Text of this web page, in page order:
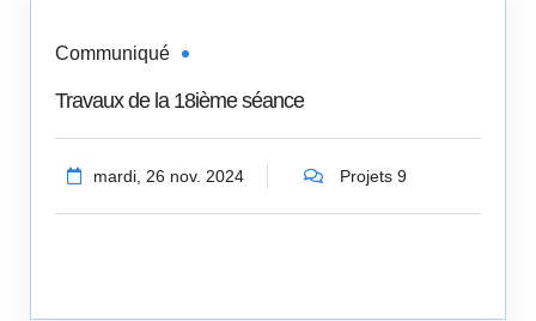
Communiqué
Travaux de la 18ième séance
mardi, 26 nov. 2024 Projets 9